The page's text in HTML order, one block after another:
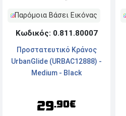
Παρόμοια Βάσει Εικόνας
Κωδικός: 0.811.80007
Προστατευτικό Κράνος
UrbanGlide (URBAC12888) -
Medium - Black
29.90€